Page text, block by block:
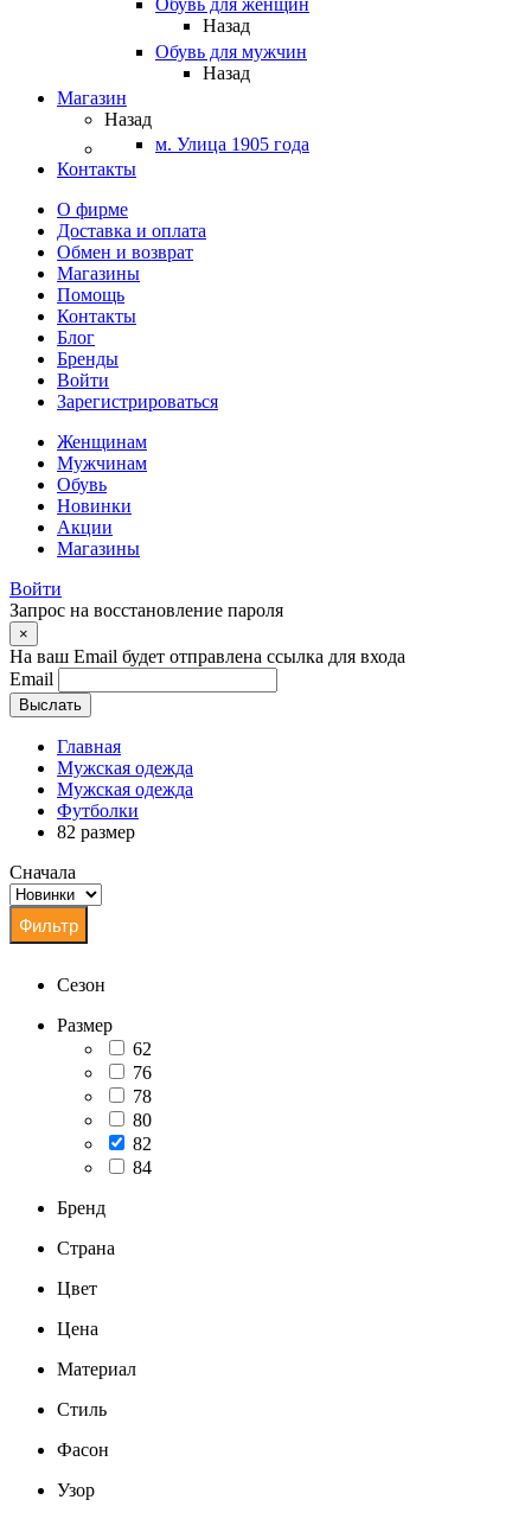
Обувь для женщин
Назад
Обувь для мужчин
Назад
Магазин
Назад
м. Улица 1905 года
Контакты
О фирме
Доставка и оплата
Обмен и возврат
Магазины
Помощь
Контакты
Блог
Бренды
Войти
Зарегистрироваться
Женщинам
Мужчинам
Обувь
Новинки
Акции
Магазины
Войти
Запрос на восстановление пароля
×
На ваш Email будет отправлена ссылка для входа
Email
Выслать
Главная
Мужская одежда
Мужская одежда
Футболки
82 размер
Сначала
Сезон
Размер
62
76
78
80
82
84
Бренд
Страна
Цвет
Цена
Материал
Стиль
Фасон
Узор